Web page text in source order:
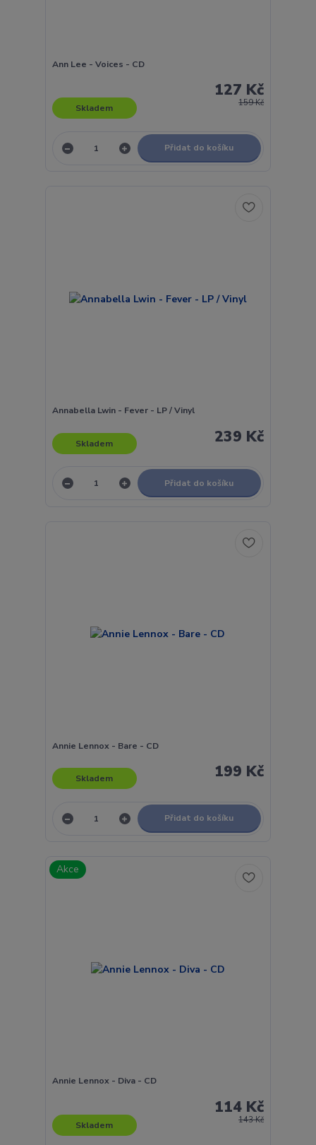
Ann Lee - Voices - CD
159 Kč
127 Kč
Skladem
Přidat do košíku
Annabella Lwin - Fever - LP / Vinyl
239 Kč
Skladem
Přidat do košíku
Annie Lennox - Bare - CD
199 Kč
Skladem
Přidat do košíku
Akce
Annie Lennox - Diva - CD
143 Kč
114 Kč
Skladem